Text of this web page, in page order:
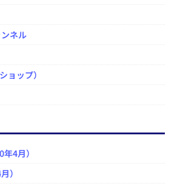
ネル
ョップ）
4月）
）